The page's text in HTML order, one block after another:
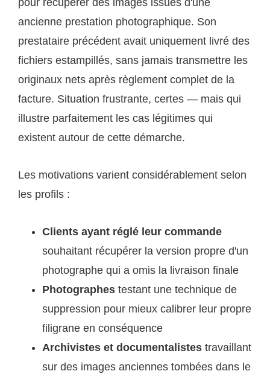
pour récupérer des images issues d'une
ancienne prestation photographique. Son
prestataire précédent avait uniquement livré des
fichiers estampillés, sans jamais transmettre les
originaux nets après règlement complet de la
facture. Situation frustrante, certes — mais qui
illustre parfaitement les cas légitimes qui
existent autour de cette démarche.
Les motivations varient considérablement selon
les profils :
Clients ayant réglé leur commande
souhaitant récupérer la version propre d'un
photographe qui a omis la livraison finale
Photographes testant une technique de
suppression pour mieux calibrer leur propre
filigrane en conséquence
Archivistes et documentalistes travaillant
sur des images anciennes tombées dans le